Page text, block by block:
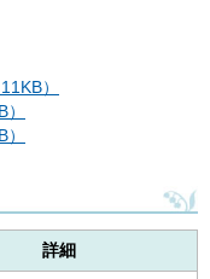
）
詳細